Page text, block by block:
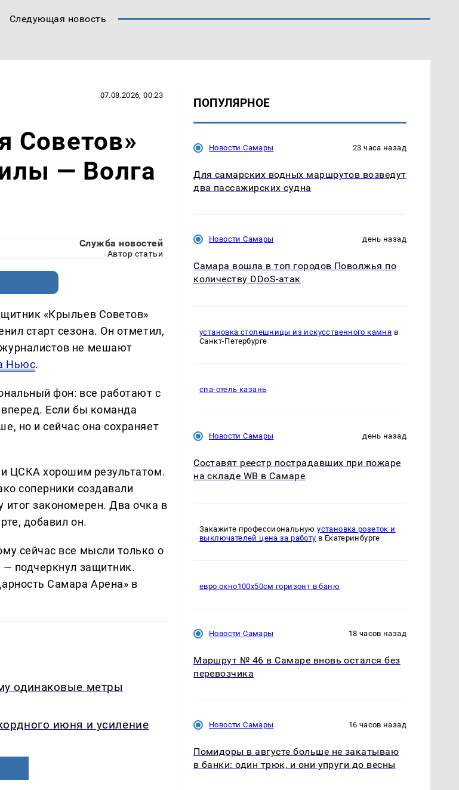
Следующая новость
07.08.2026, 00:23
Советов»
— Волга
Служба новостей
Автор статьи
«Крыльев Советов»
старт сезона. Он отметил,
не мешают
Ньюс.
фон: все работают с
Если бы команда
но и сейчас она сохраняет
и ЦСКА хорошим результатом.
соперники создавали
закономерен. Два очка в
добавил он.
сейчас все мысли только о
подчеркнул защитник.
Самара Арена» в
одинаковые метры
июня и усиление
ПОПУЛЯРНОЕ
Новости Самары 23 часа назад
Для самарских водных маршрутов возведут
два пассажирских судна
Новости Самары день назад
Самара вошла в топ городов Поволжья по
количеству DDoS-атак
установка столешницы из искусственного камня в
Санкт-Петербурге
спа-отель казань
Новости Самары день назад
Составят реестр пострадавших при пожаре
на складе WB в Самаре
Закажите профессиональнуюустановка розеток и
выключателей цена за работу в Екатеринбурге
евро окно100х50см горизонт в баню
Новости Самары 18 часов назад
Маршрут № 46 в Самаре вновь остался без
перевозчика
Новости Самары 16 часов назад
Помидоры в августе больше не закатываю
в банки: один трюк, и они упруги до весны